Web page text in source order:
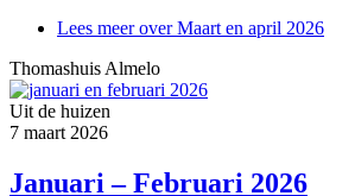
Lees meerover Maart en april 2026
Thomashuis Almelo
Uit de huizen
7 maart 2026
Januari – Februari 2026